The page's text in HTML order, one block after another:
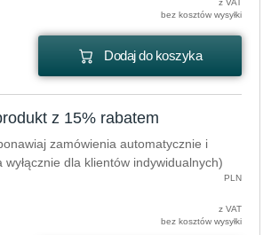
z VAT
bez kosztów wysyłki
Dodaj do koszyka
z 15% rabatem
zamówienia automatycznie i
dla klientów indywidualnych)
PLN
z VAT
bez kosztów wysyłki